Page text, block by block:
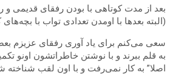
بعد از مدت کوتاهی با بودن رفقای قدیمی و
(البته بعدها با اومدن تعدادی تواب با
سعی می‌کنم برای یاد آوری رفقای عزیزم
به قلم ببرند و با نوشتن خاطراتشون اونو
اصلا” به کار نمی‌رفت و با اون لقب